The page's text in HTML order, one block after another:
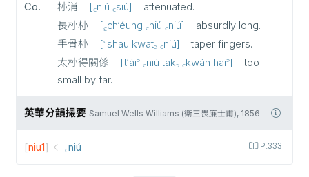
Co.
㭂消 ꜀niú ꜀siú
attenuated.
長㭂㭂
꜁ch‘éung ꜀niú ꜀niú
absurdly long.
手骨㭂
꜂shau kwat꜆ ꜀niú
taper fingers.
太㭂得關係
t‘ái꜄ ꜀niú tak꜆ ꜀kwán hai꜅
too
small by far.
英華分韻撮要 Samuel Wells Williams (衛三畏廉士甫), 1856
P.333
[niu1] ꜀niú